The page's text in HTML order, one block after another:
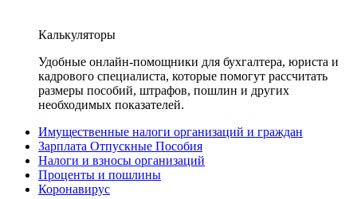
Калькуляторы
Удобные онлайн-помощники для бухгалтера, юриста и
кадрового специалиста, которые помогут рассчитать
размеры пособий, штрафов, пошлин и других
необходимых показателей.
Имущественные налоги организаций и граждан
Зарплата Отпускные Пособия
Налоги и взносы организаций
Проценты и пошлины
Коронавирус